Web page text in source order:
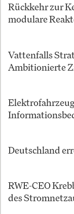
Rückkehr zur
modulare
Vattenfalls
Ambitionierte
Deutschland
RWE-CEO
des